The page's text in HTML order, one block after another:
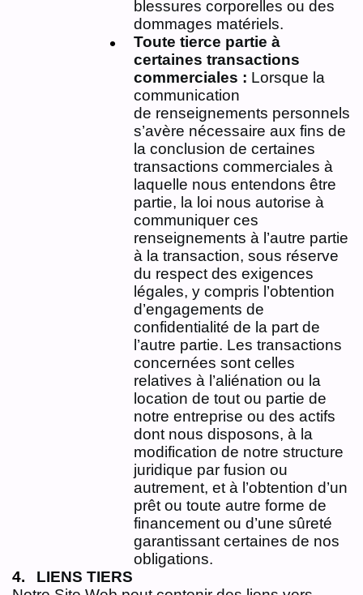
blessures corporelles ou des
dommages matériels.
Toute tierce partie à
certaines transactions
commerciales : Lorsque la
communication
de renseignements personnels
s’avère nécessaire aux fins de
la conclusion de certaines
transactions commerciales à
laquelle nous entendons être
partie, la loi nous autorise à
communiquer ces
renseignements à l’autre partie
à la transaction, sous réserve
du respect des exigences
légales, y compris l’obtention
d’engagements de
confidentialité de la part de
l’autre partie. Les transactions
concernées sont celles
relatives à l’aliénation ou la
location de tout ou partie de
notre entreprise ou des actifs
dont nous disposons, à la
modification de notre structure
juridique par fusion ou
autrement, et à l’obtention d’un
prêt ou toute autre forme de
financement ou d’une sûreté
garantissant certaines de nos
obligations.
LIENS TIERS